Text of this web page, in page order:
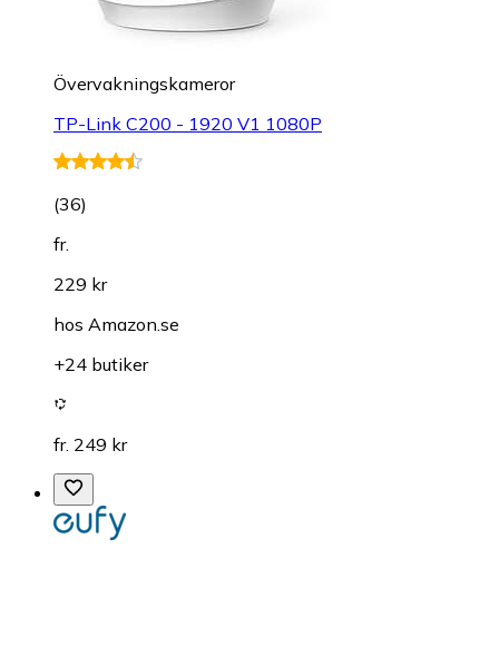
Övervakningskameror
TP-Link C200 - 1920 V1 1080P
(36)
fr.
229 kr
hos Amazon.se
+24 butiker
fr. 249 kr